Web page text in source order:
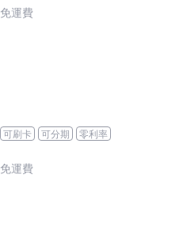
免運費
可刷卡 可分期 零利率
免運費